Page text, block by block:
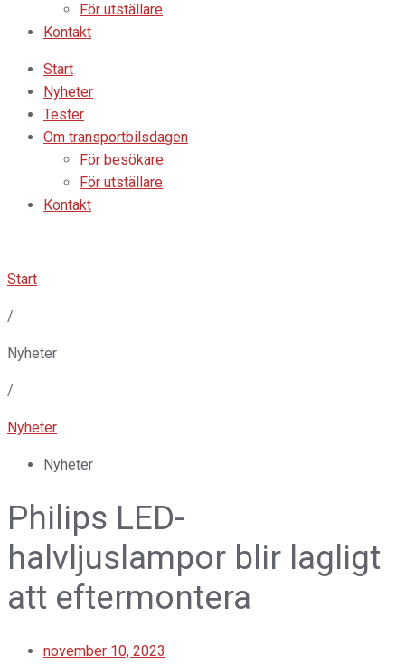
För utställare
Kontakt
Start
Nyheter
Tester
Om transportbilsdagen
För besökare
För utställare
Kontakt
Start
/
Nyheter
/
Nyheter
Nyheter
Philips LED-
halvljuslampor blir lagligt
att eftermontera
november 10, 2023